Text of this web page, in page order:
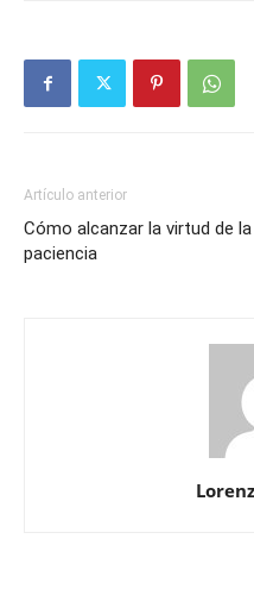
Artículo anterior
Cómo alcanzar la virtud de la
paciencia